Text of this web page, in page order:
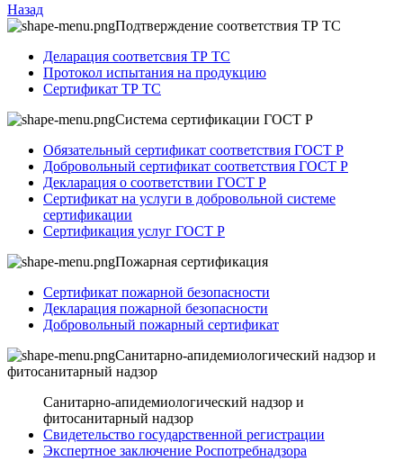
Назад
Подтверждение соответствия ТР ТС
Деларация соответсвия ТР ТС
Протокол испытания на продукцию
Сертификат ТР ТС
Система сертификации ГОСТ Р
Обязательный сертификат соответствия ГОСТ Р
Добровольный сертификат соответствия ГОСТ Р
Декларация о соответствии ГОСТ Р
Сертификат на услуги в добровольной системе
сертификации
Сертификация услуг ГОСТ Р
Пожарная сертификация
Сертификат пожарной безопасности
Декларация пожарной безопасности
Добровольный пожарный сертификат
Санитарно-апидемиологический надзор и
фитосанитарный надзор
Санитарно-апидемиологический надзор и
фитосанитарный надзор
Свидетельство государственной регистрации
Экспертное заключение Роспотребнадзора